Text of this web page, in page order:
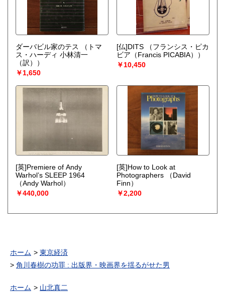
ダーバビル家のテス
（トマ
ス・ハーディ 小林清一
（訳））
￥1,650
[仏]DITS
（フランシス・ピカ
ビア（Francis PICABIA））
￥10,450
[英]Premiere of Andy
Warhol’s SLEEP 1964
（Andy Warhol）
￥440,000
[英]How to Look at
Photographers
（David
Finn）
￥2,200
ホーム
東京経済
角川春樹の功罪 : 出版界・映画界を揺るがせた男
ホーム 山北真二